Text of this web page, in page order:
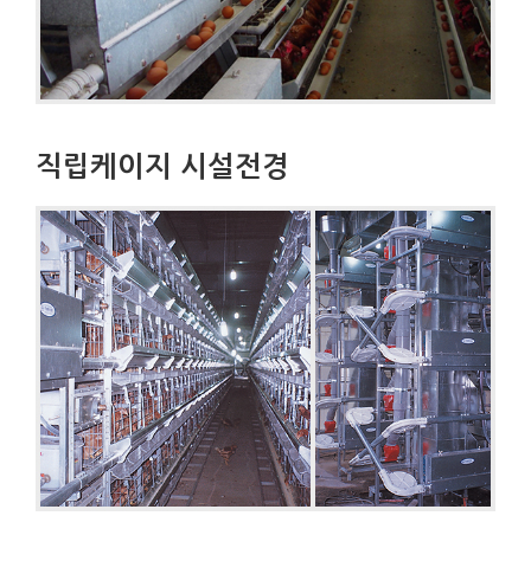
직립케이지 시설전경